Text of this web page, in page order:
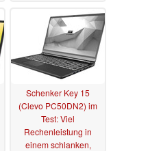
Schenker Key 15
(Clevo PC50DN2) im
Test: Viel
Rechenleistung in
einem schlanken,